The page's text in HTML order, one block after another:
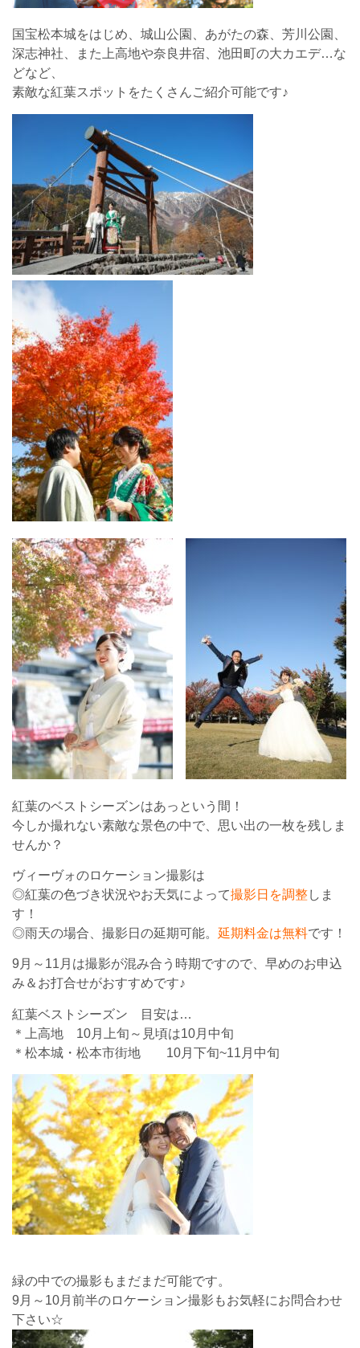
国宝松本城をはじめ、城山公園、あがたの森、芳川公園、
深志神社、また上高地や奈良井宿、池田町の大カエデ…な
どなど、
素敵な紅葉スポットをたくさんご紹介可能です♪
紅葉のベストシーズンはあっという間！
今しか撮れない素敵な景色の中で、思い出の一枚を残しま
せんか？
ヴィーヴォのロケーション撮影は
◎紅葉の色づき状況やお天気によって撮影日を調整しま
す！
◎雨天の場合、撮影日の延期可能。 延期料金は無料です！
9月～11月は撮影が混み合う時期ですので、早めのお申込
み＆お打合せがおすすめです♪
紅葉ベストシーズン 目安は…
＊上高地 10月上旬～見頃は10月中旬
＊松本城・松本市街地 10月下旬~11月中旬
緑の中での撮影 もまだまだ可能です。
9月～10月前半のロケーション撮影もお気軽にお問合わせ
下さい☆